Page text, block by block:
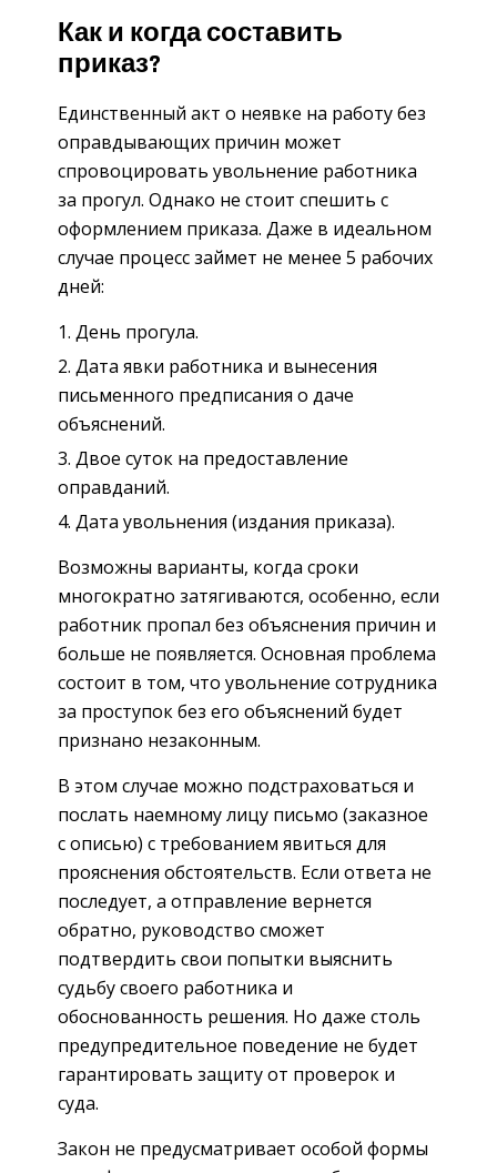
Как и когда составить
приказ?
Единственный акт о неявке на работу без
оправдывающих причин может
спровоцировать увольнение работника
за прогул. Однако не стоит спешить с
оформлением приказа. Даже в идеальном
случае процесс займет не менее 5 рабочих
дней:
День прогула.
Дата явки работника и вынесения
письменного предписания о даче
объяснений.
Двое суток на предоставление
оправданий.
Дата увольнения (издания приказа).
Возможны варианты, когда сроки
многократно затягиваются, особенно, если
работник пропал без объяснения причин и
больше не появляется. Основная проблема
состоит в том, что увольнение сотрудника
за проступок без его объяснений будет
признано незаконным.
В этом случае можно подстраховаться и
послать наемному лицу письмо (заказное
с описью) с требованием явиться для
прояснения обстоятельств. Если ответа не
последует, а отправление вернется
обратно, руководство сможет
подтвердить свои попытки выяснить
судьбу своего работника и
обоснованность решения. Но даже столь
предупредительное поведение не будет
гарантировать защиту от проверок и
суда.
Закон не предусматривает особой формы